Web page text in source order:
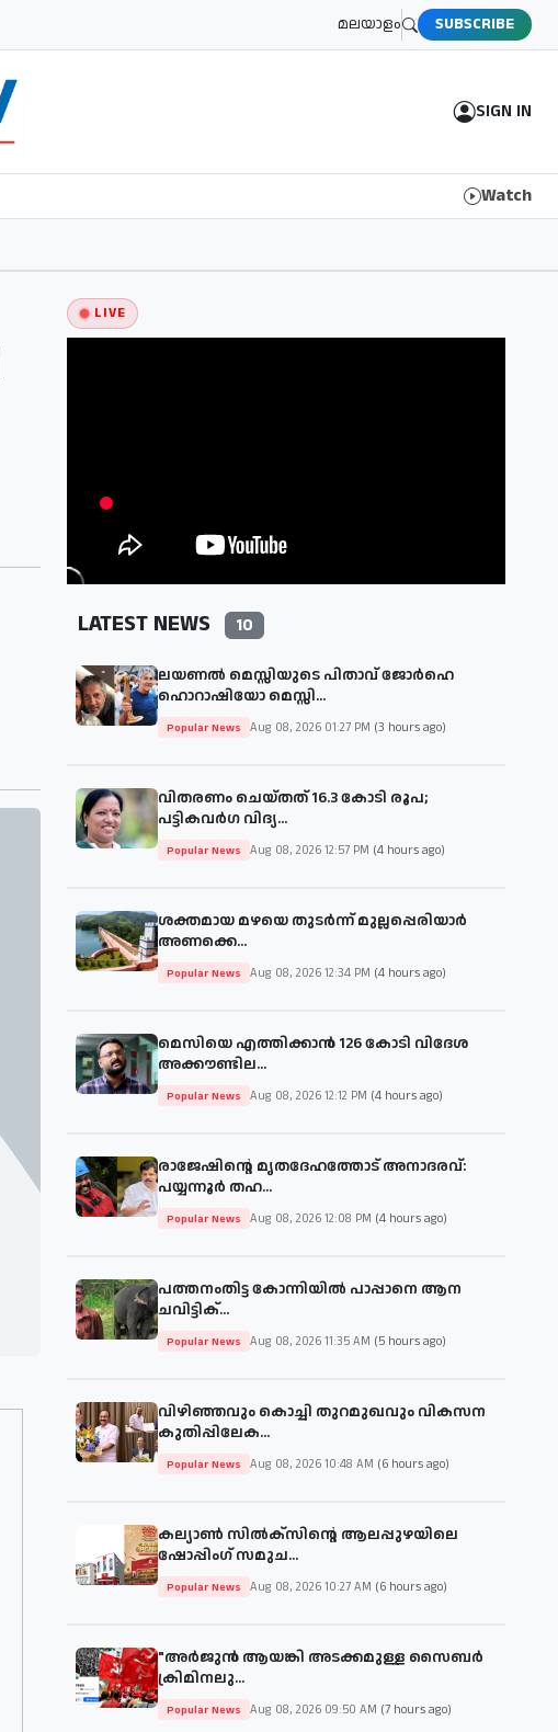
മലയാളം SUBSCRIBE
SIGN IN
Watch
LIVE
LATEST NEWS 10
ലയണൽ മെസ്സിയുടെ പിതാവ് ജോർഹെ
ഹൊറാഷിയോ മെസ്സി...
Popular News Aug 08, 2026 01:27 PM (3 hours ago)
വിതരണം ചെയ്തത് 16.3 കോടി രൂപ;
പട്ടികവർഗ വിദ്യ...
Popular News Aug 08, 2026 12:57 PM (4 hours ago)
ശക്തമായ മഴയെ തുടര്‍ന്ന് മുല്ലപ്പെരിയാർ
അണക്കെ...
Popular News Aug 08, 2026 12:34 PM (4 hours ago)
മെസിയെ എത്തിക്കാന്‍ 126 കോടി വിദേശ
അക്കൗണ്ടില...
Popular News Aug 08, 2026 12:12 PM (4 hours ago)
രാജേഷിന്റെ മൃതദേഹത്തോട് അനാദരവ്:
പയ്യന്നൂർ തഹ...
Popular News Aug 08, 2026 12:08 PM (4 hours ago)
പത്തനംതിട്ട കോന്നിയില്‍ പാപ്പാനെ ആന
ചവിട്ടിക്...
Popular News Aug 08, 2026 11:35 AM (5 hours ago)
വിഴിഞ്ഞവും കൊച്ചി തുറമുഖവും വികസന
കുതിപ്പിലേക...
Popular News Aug 08, 2026 10:48 AM (6 hours ago)
കല്യാൺ സിൽക്സിന്റെ ആലപ്പുഴയിലെ
ഷോപ്പിംഗ് സമുച...
Popular News Aug 08, 2026 10:27 AM (6 hours ago)
"അര്‍ജുന്‍ ആയങ്കി അടക്കമുള്ള സൈബര്‍
ക്രിമിനലു...
Popular News Aug 08, 2026 09:50 AM (7 hours ago)